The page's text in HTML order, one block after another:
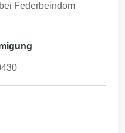
Federbeindom